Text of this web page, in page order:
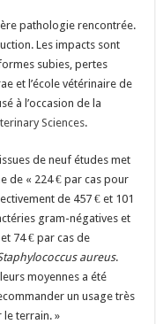
pathologie rencontrée.
Les impacts sont
subies, pertes
et l’école vétérinaire de
à l’occasion de la
Sciences.
de neuf études met
de « 224 € par cas pour
de 457 € et 101
gram-négatives et
74 € par cas de
aureus.
moyennes a été
un usage très
le terrain. »